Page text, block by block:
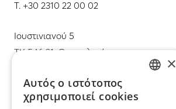
T. +30 2310 22 00 02
Ιουστινιανού 5
ΤΚ 546 31, Θεσσαλονίκη
info@mimadastimargarita.gr
×
Αυτός ο ιστότοπος
χρησιμοποιεί cookies